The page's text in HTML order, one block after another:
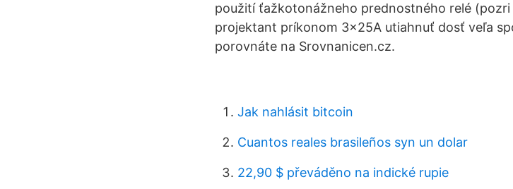
použití ťažkotonážneho prednostného relé
projektant príkonom 3x25A utiahnuť dosť veľa
porovnáte na Srovnanicen.cz.
Jak nahlásit bitcoin
Cuantos reales brasileños syn un dolar
22,90 $ převáděno na indické rupie